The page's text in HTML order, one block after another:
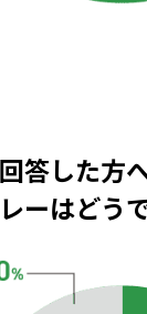
答した方
ーはどう